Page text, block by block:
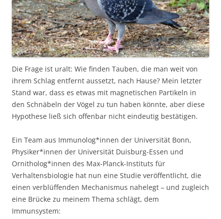
Die Frage ist uralt: Wie finden Tauben, die man weit von
ihrem Schlag entfernt aussetzt, nach Hause? Mein letzter
Stand war, dass es etwas mit magnetischen Partikeln in
den Schnäbeln der Vögel zu tun haben könnte, aber diese
Hypothese ließ sich offenbar nicht eindeutig bestätigen.
Ein Team aus Immunolog*innen der Universität Bonn,
Physiker*innen der Universität Duisburg-Essen und
Ornitholog*innen des Max-Planck-Instituts für
Verhaltensbiologie hat nun eine Studie veröffentlicht, die
einen verblüffenden Mechanismus nahelegt – und zugleich
eine Brücke zu meinem Thema schlägt, dem
Immunsystem: